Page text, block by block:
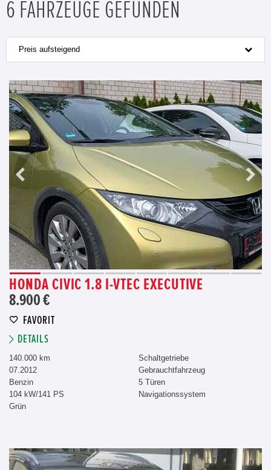
6 FAHRZEUGE GEFUNDEN
Preis aufsteigend
HONDA CIVIC 1.8 I-VTEC EXECUTIVE
8.900 €
FAVORIT
DETAILS
140.000 km
07.2012
Benzin
104 kW/141 PS
Grün
Schaltgetriebe
Gebrauchtfahrzeug
5 Türen
Navigationssystem